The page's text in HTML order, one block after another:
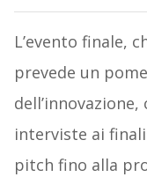
L’evento finale,
prevede un
interviste ai
pitch fino alla